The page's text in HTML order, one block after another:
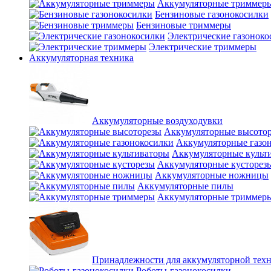
Аккумуляторные
Бензиновые газонокосилки
Бензиновые триммеры
Электрические
Электрические триммеры
Аккумуляторная техника
Аккумуляторные воздуходувки
Аккумуляторные
Аккумуляторные
Аккумуляторные
Аккумуляторные
Аккумуляторные ножницы
Аккумуляторные пилы
Аккумуляторные
Принадлежности для аккумуляторной